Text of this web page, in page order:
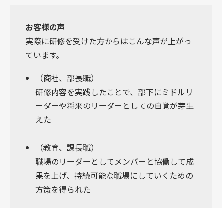
お客様の声
実際に研修を受けた方からはこんな声が上がっ
ています。
（商社、部長職）
研修内容を実践したことで、部下にミドルリ
ーダーや将来のリーダーとしての自覚が芽生
えた
（教育、課長職）
職場のリーダーとしてメンバーと協働して成
果を上げ、持続可能な職場にしていくための
方策を得られた